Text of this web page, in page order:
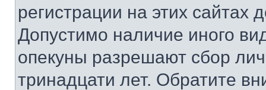
регистрации на этих сайтах
Допустимо наличие иного
опекуны разрешают сбор
тринадцати лет. Обратите